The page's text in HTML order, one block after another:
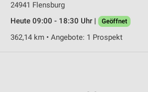
24941 Flensburg
Heute 09:00 - 18:30 Uhr |
Geöffnet
362,14 km • Angebote: 1 Prospekt